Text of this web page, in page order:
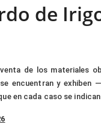
de
venta de los materiales
encuentran y exhiben
en cada caso se indican